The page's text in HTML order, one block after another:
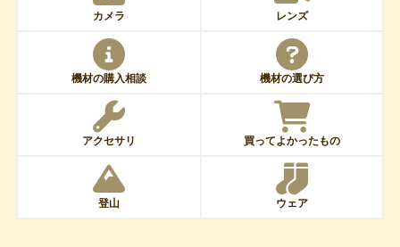
カメラ レンズ
機材の購入相談 機材の選び方
アクセサリ 買ってよかったもの
登山 ウェア